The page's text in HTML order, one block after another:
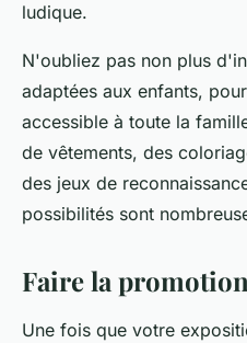
ludique.
N'oubliez pas non plus
adaptées aux enfants,
accessible à toute la
de vêtements, des
des jeux de
possibilités sont
Faire la
Une fois que votre